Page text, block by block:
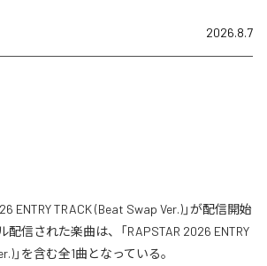
2026.8.7
ENTRY TRACK (Beat Swap Ver.)」が配信開始
信された楽曲は、「RAPSTAR 2026 ENTRY
」を含む全1曲となっている。